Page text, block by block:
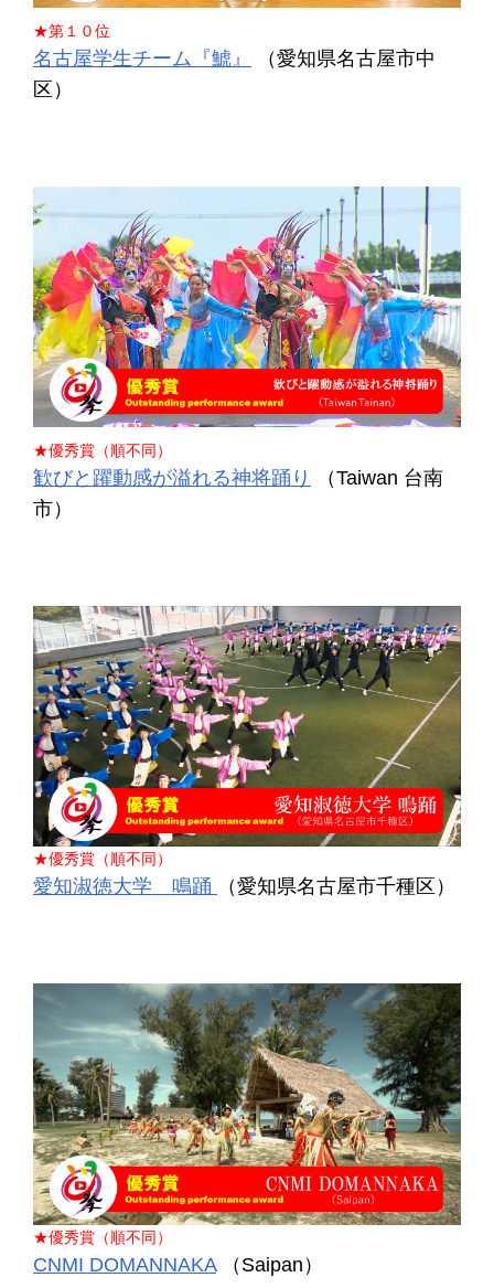
★第１０位
名古屋学生チーム『鯱』
（愛知県名古屋市中
区）
★優秀賞（順不同）
歓びと躍動感が溢れる神将踊り
（Taiwan 台南
市）
★優秀賞（順不同）
愛知淑徳大学 鳴踊 （愛知県名古屋市千種区）
★優秀賞（順不同）
CNMI DOMANNAKA（Saipan）